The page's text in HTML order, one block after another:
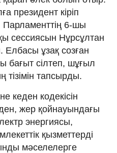
президент кіріп
6-шы
сессиясын Нұрсұлтан
Елбасы ұзақ созған
бағыт сілтеп, шұғыл
тізімін тапсырды.
кеден кодекісін
жер қойнауындағы
энергиясы,
қызметтерді
мәселелерге